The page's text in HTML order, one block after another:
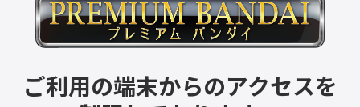
ご利用の端末からのアクセスを